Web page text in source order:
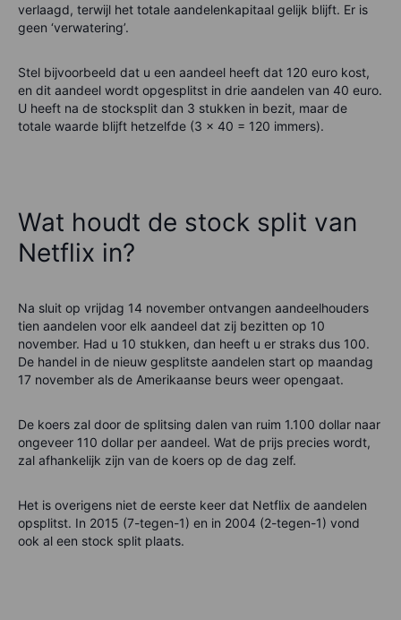
verlaagd, terwijl het totale aandelenkapitaal gelijk blijft. Er is
geen ‘verwatering’.
Stel bijvoorbeeld dat u een aandeel heeft dat 120 euro kost,
en dit aandeel wordt opgesplitst in drie aandelen van 40 euro.
U heeft na de stocksplit dan 3 stukken in bezit, maar de
totale waarde blijft hetzelfde (3 x 40 = 120 immers).
Wat houdt de stock split van
Netflix in?
Na sluit op vrijdag 14 november ontvangen aandeelhouders
tien aandelen voor elk aandeel dat zij bezitten op 10
november. Had u 10 stukken, dan heeft u er straks dus 100.
De handel in de nieuw gesplitste aandelen start op maandag
17 november als de Amerikaanse beurs weer opengaat.
De koers zal door de splitsing dalen van ruim 1.100 dollar naar
ongeveer 110 dollar per aandeel. Wat de prijs precies wordt,
zal afhankelijk zijn van de koers op de dag zelf.
Het is overigens niet de eerste keer dat Netflix de aandelen
opsplitst. In 2015 (7-tegen-1) en in 2004 (2-tegen-1) vond
ook al een stock split plaats.